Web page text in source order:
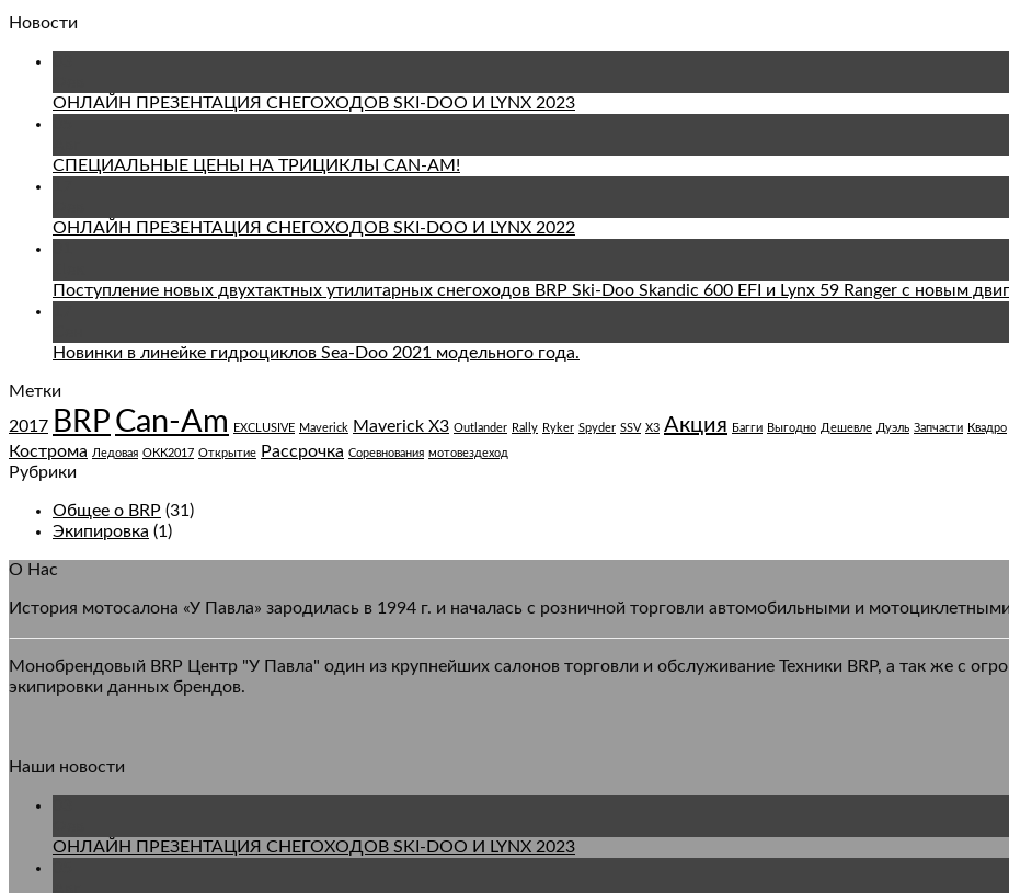
Новости
ОНЛАЙН ПРЕЗЕНТАЦИЯ СНЕГОХОДОВ SKI-DOO И LYNX 2023
СПЕЦИАЛЬНЫЕ ЦЕНЫ НА ТРИЦИКЛЫ CAN-AM!
ОНЛАЙН ПРЕЗЕНТАЦИЯ СНЕГОХОДОВ SKI-DOO И LYNX 2022
Поступление новых двухтактных утилитарных снегоходов BRP Ski-Doo Skandic 600 EFI и Lynx 59 Ranger с новым
Новинки в линейке гидроциклов Sea-Doo 2021 модельного года.
Метки
2017 BRP Can-Am EXCLUSIVE Maverick Maverick X3 Outlander Rally Ryker Spyder SSV X3 Акция Багги Выгодно Дешевле Дуэль Запчасти Квадро
Кострома Ледовая ОКК2017 Открытие Рассрочка Соревнования мотовездеход
Рубрики
Общее о BRP (31)
Экипировка (1)
О Нас
История мотосалона «У Павла» зародилась в 1994 г. и началась с розничной торговли автомобильными и
Монобрендовый BRP Центр "У Павла" один из крупнейших салонов торговли и обслуживание Техники BRP, а так же с
экипировки данных брендов.
Наши новости
ОНЛАЙН ПРЕЗЕНТАЦИЯ СНЕГОХОДОВ SKI-DOO И LYNX 2023